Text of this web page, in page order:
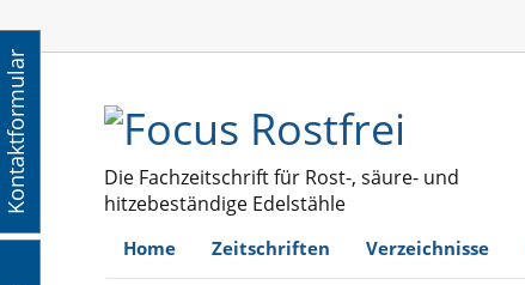
Die Fachzeitschrift für Rost-, säure- und
hitzebeständige Edelstähle
Home Zeitschriften Verzeichnisse
Kontaktformular